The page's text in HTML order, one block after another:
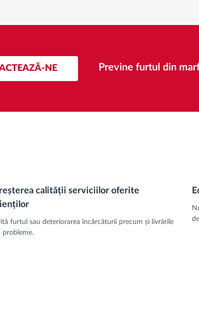
NE Previne furtul din
calității serviciilor oferite
furtul sau deteriorarea încărcăturii precum și livrările
probleme.